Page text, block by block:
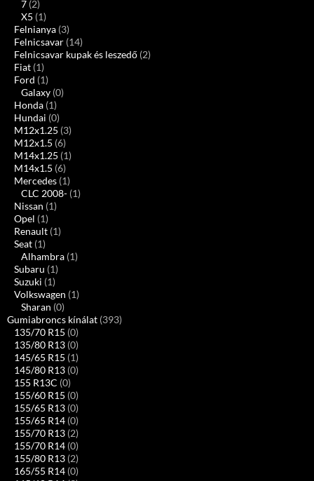
7 (2)
X5 (1)
Felnianya (3)
Felnicsavar (14)
Felnicsavar kupak és leszedő (2)
Fiat (1)
Ford (1)
Galaxy (0)
Honda (1)
Hundai (0)
M12x1.25 (3)
M12x1.5 (6)
M14x1.25 (1)
M14x1.5 (6)
Mercedes (1)
CLC 2008- (1)
Nissan (1)
Opel (1)
Renault (1)
Seat (1)
Alhambra (1)
Subaru (1)
Suzuki (1)
Volkswagen (1)
Sharan (0)
Gumiabroncs kínálat (393)
135/70 R15 (0)
135/80 R13 (0)
145/65 R15 (1)
145/80 R13 (0)
155 R13C (0)
155/60 R15 (0)
155/65 R13 (0)
155/65 R14 (0)
155/70 R13 (2)
155/70 R14 (0)
155/80 R13 (2)
165/55 R14 (0)